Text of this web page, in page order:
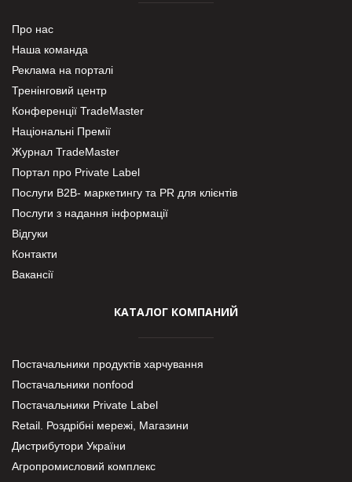
Про нас
Наша команда
Реклама на порталі
Тренінговий центр
Конференції TradeMaster
Національні Премії
Журнал TradeMaster
Портал про Private Label
Послуги В2В- маркетингу та PR для клієнтів
Послуги з надання інформації
Відгуки
Контакти
Вакансії
КАТАЛОГ КОМПАНИЙ
Постачальники продуктів харчування
Постачальники nonfood
Постачальники Private Label
Retail. Роздрібні мережі, Магазини
Дистрибутори України
Агропромисловий комплекс